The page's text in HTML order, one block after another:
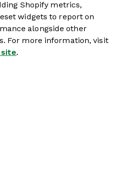
Shopify metrics,
widgets to report on
alongside other
For more information, visit
site.